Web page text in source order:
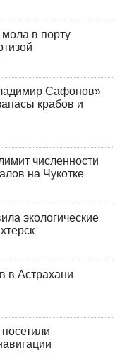
мола в порту
Сафонов»
крабов и
численности
на Чукотке
экологические
в Астрахани